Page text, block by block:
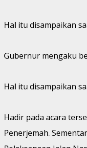
Hal itu disampaikan
Gubernur mengaku
Hal itu disampaikan
Hadir pada acara
Penerjemah.